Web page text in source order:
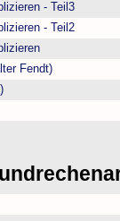
- Teil3
- Teil2
Fendt)